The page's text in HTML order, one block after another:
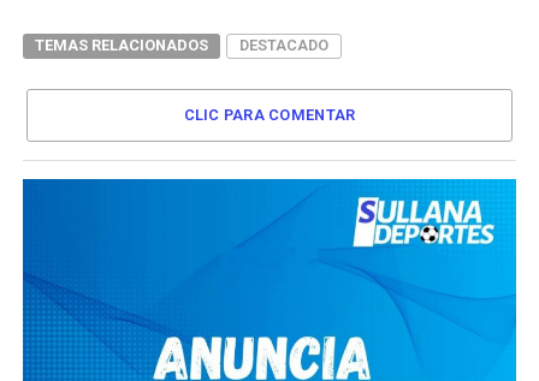
TEMAS RELACIONADOS DESTACADO
CLIC PARA COMENTAR